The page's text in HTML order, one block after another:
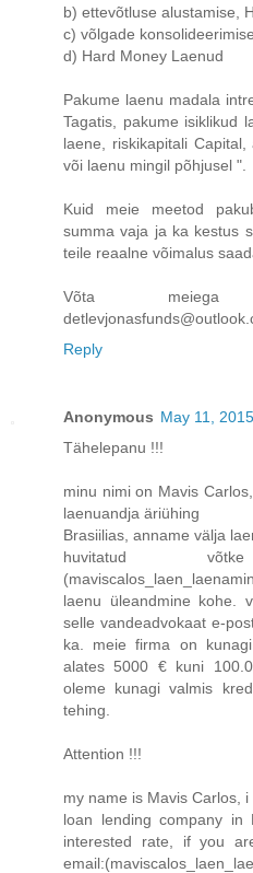
b) ettevõtluse alustamise,
c) võlgade
d) Hard Money Laenud
Pakume laenu madala
Tagatis, pakume isiklikud
laene, riskikapitali
või laenu mingil põhjusel ".
Kuid meie meetod
summa vaja ja ka kestus
teile reaalne võimalus
Võta meiega
Reply
Anonymous May 11,
Tähelepanu !!!
minu nimi on Mavis
laenuandja äriühing
Brasiilias, anname välja
huvitatud
laenu üleandmine kohe.
selle vandeadvokaat e-
ka. meie firma on
alates 5000 € kuni
oleme kunagi valmis
tehing.
Attention !!!
my name is Mavis Carlos,
loan lending company
interested rate, if you